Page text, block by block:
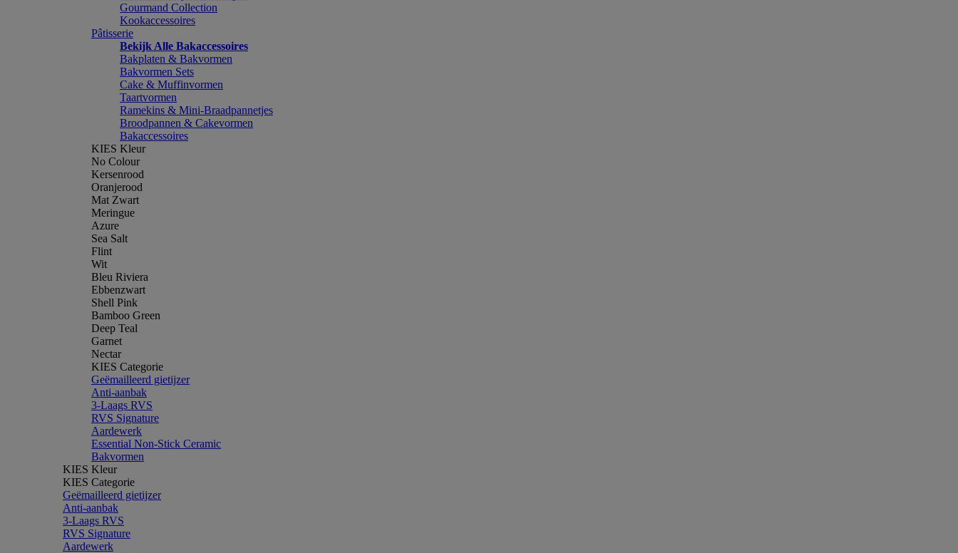
Gourmand Collection
Kookaccessoires
Pâtisserie
Bekijk Alle Bakaccessoires
Bakplaten & Bakvormen
Bakvormen Sets
Cake & Muffinvormen
Taartvormen
Ramekins & Mini-Braadpannetjes
Broodpannen & Cakevormen
Bakaccessoires
KIES Kleur
No Colour
Kersenrood
Oranjerood
Mat Zwart
Meringue
Azure
Sea Salt
Flint
Wit
Bleu Riviera
Ebbenzwart
Shell Pink
Bamboo Green
Deep Teal
Garnet
Nectar
KIES Categorie
Geëmailleerd gietijzer
Anti-aanbak
3-Laags RVS
RVS Signature
Aardewerk
Essential Non-Stick Ceramic
Bakvormen
KIES Kleur
KIES Categorie
Geëmailleerd gietijzer
Anti-aanbak
3-Laags RVS
RVS Signature
Aardewerk